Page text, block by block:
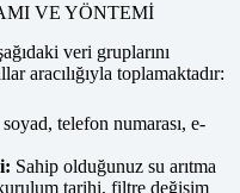
VE YÖNTEMİ
veri gruplarını
aracılığıyla toplamaktadır:
telefon numarası, e-
Sahip olduğunuz su arıtma
tarihi, filtre değişim